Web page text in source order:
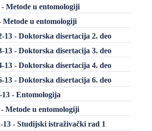
Metode u entomologiji
u entomologiji
- Doktorska disertacija 2. deo
- Doktorska disertacija 3. deo
- Doktorska disertacija 4. deo
- Doktorska disertacija 6. deo
- Entomologija
Metode u entomologiji
- Studijski istraživački rad 1